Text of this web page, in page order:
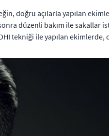
doğru açılarla yapılan
düzenli bakım ile sakallar
tekniği ile yapılan ekimlerde,